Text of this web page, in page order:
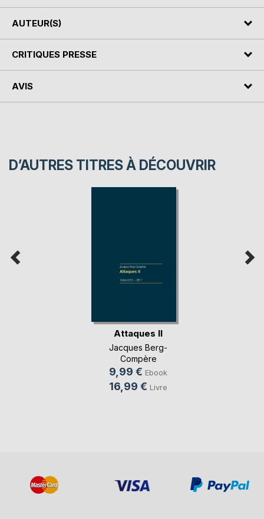
AUTEUR(S)
CRITIQUES PRESSE
AVIS
D’AUTRES TITRES À DÉCOUVRIR
Attaques II
Jacques Berg-
Compère
9,99 € Ebook
16,99 € Livre